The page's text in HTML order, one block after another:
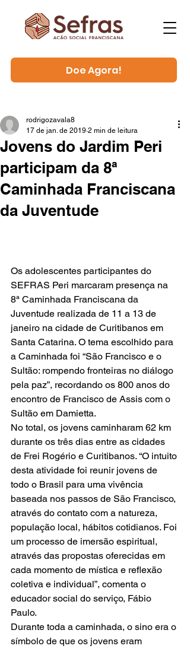
Doe Agora!
Jovens do Jardim Peri
participam da 8ª
Caminhada Franciscana
da Juventude
rodrigozavala8
17 de jan. de 2019 2 min de leitura
Os adolescentes participantes do
SEFRAS Peri marcaram presença na
8ª Caminhada Franciscana da
Juventude realizada de 11 a 13 de
janeiro na cidade de Curitibanos em
Santa Catarina. O tema escolhido para
a Caminhada foi “São Francisco e o
Sultão: rompendo fronteiras no diálogo
pela paz”, recordando os 800 anos do
encontro de Francisco de Assis com o
Sultão em Damietta.
No total, os jovens caminharam 62 km
durante os três dias entre as cidades
de Frei Rogério e Curitibanos. “O intuito
desta atividade foi reunir jovens de
todo o Brasil para uma vivência
baseada nos passos de São Francisco,
através do contato com a natureza,
população local, hábitos cotidianos. Foi
um processo de imersão espiritual,
através das propostas oferecidas em
cada momento de mística e reflexão
coletiva e individual”, comenta o
educador social do serviço, Fábio
Paulo.
Durante toda a caminhada, o sino era o
símbolo de que os jovens eram